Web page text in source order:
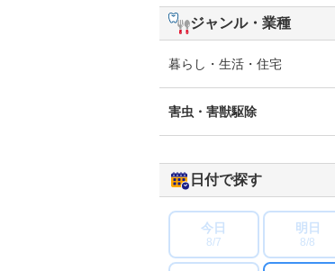
ジャンル・業種
暮らし・生活・住宅
害虫・害獣駆除
日付で探す
今日
8/7
明日
8/8